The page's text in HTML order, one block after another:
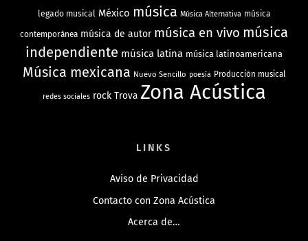
legado musical México música Música Alternativa música
contemporánea música de autor música en vivo música
independiente música latina música latinoamericana
Música mexicana Nuevo Sencillo poesía Producción musical
redes sociales rock Trova Zona Acústica
LINKS
Aviso de Privacidad
Contacto con Zona Acústica
Acerca de…